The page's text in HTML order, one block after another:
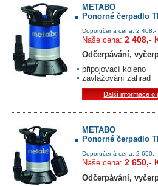
METABO
Ponorné čerpadlo
Doporučená cena: 2 408,-
Naše cena: 2 408,-
Odčerpávání,
připojovací koleno
zavlažování zahrad
Další informace o
METABO
Ponorné čerpadlo
Doporučená cena: 2 650,-
Naše cena: 2 650,-
Odčerpávání,